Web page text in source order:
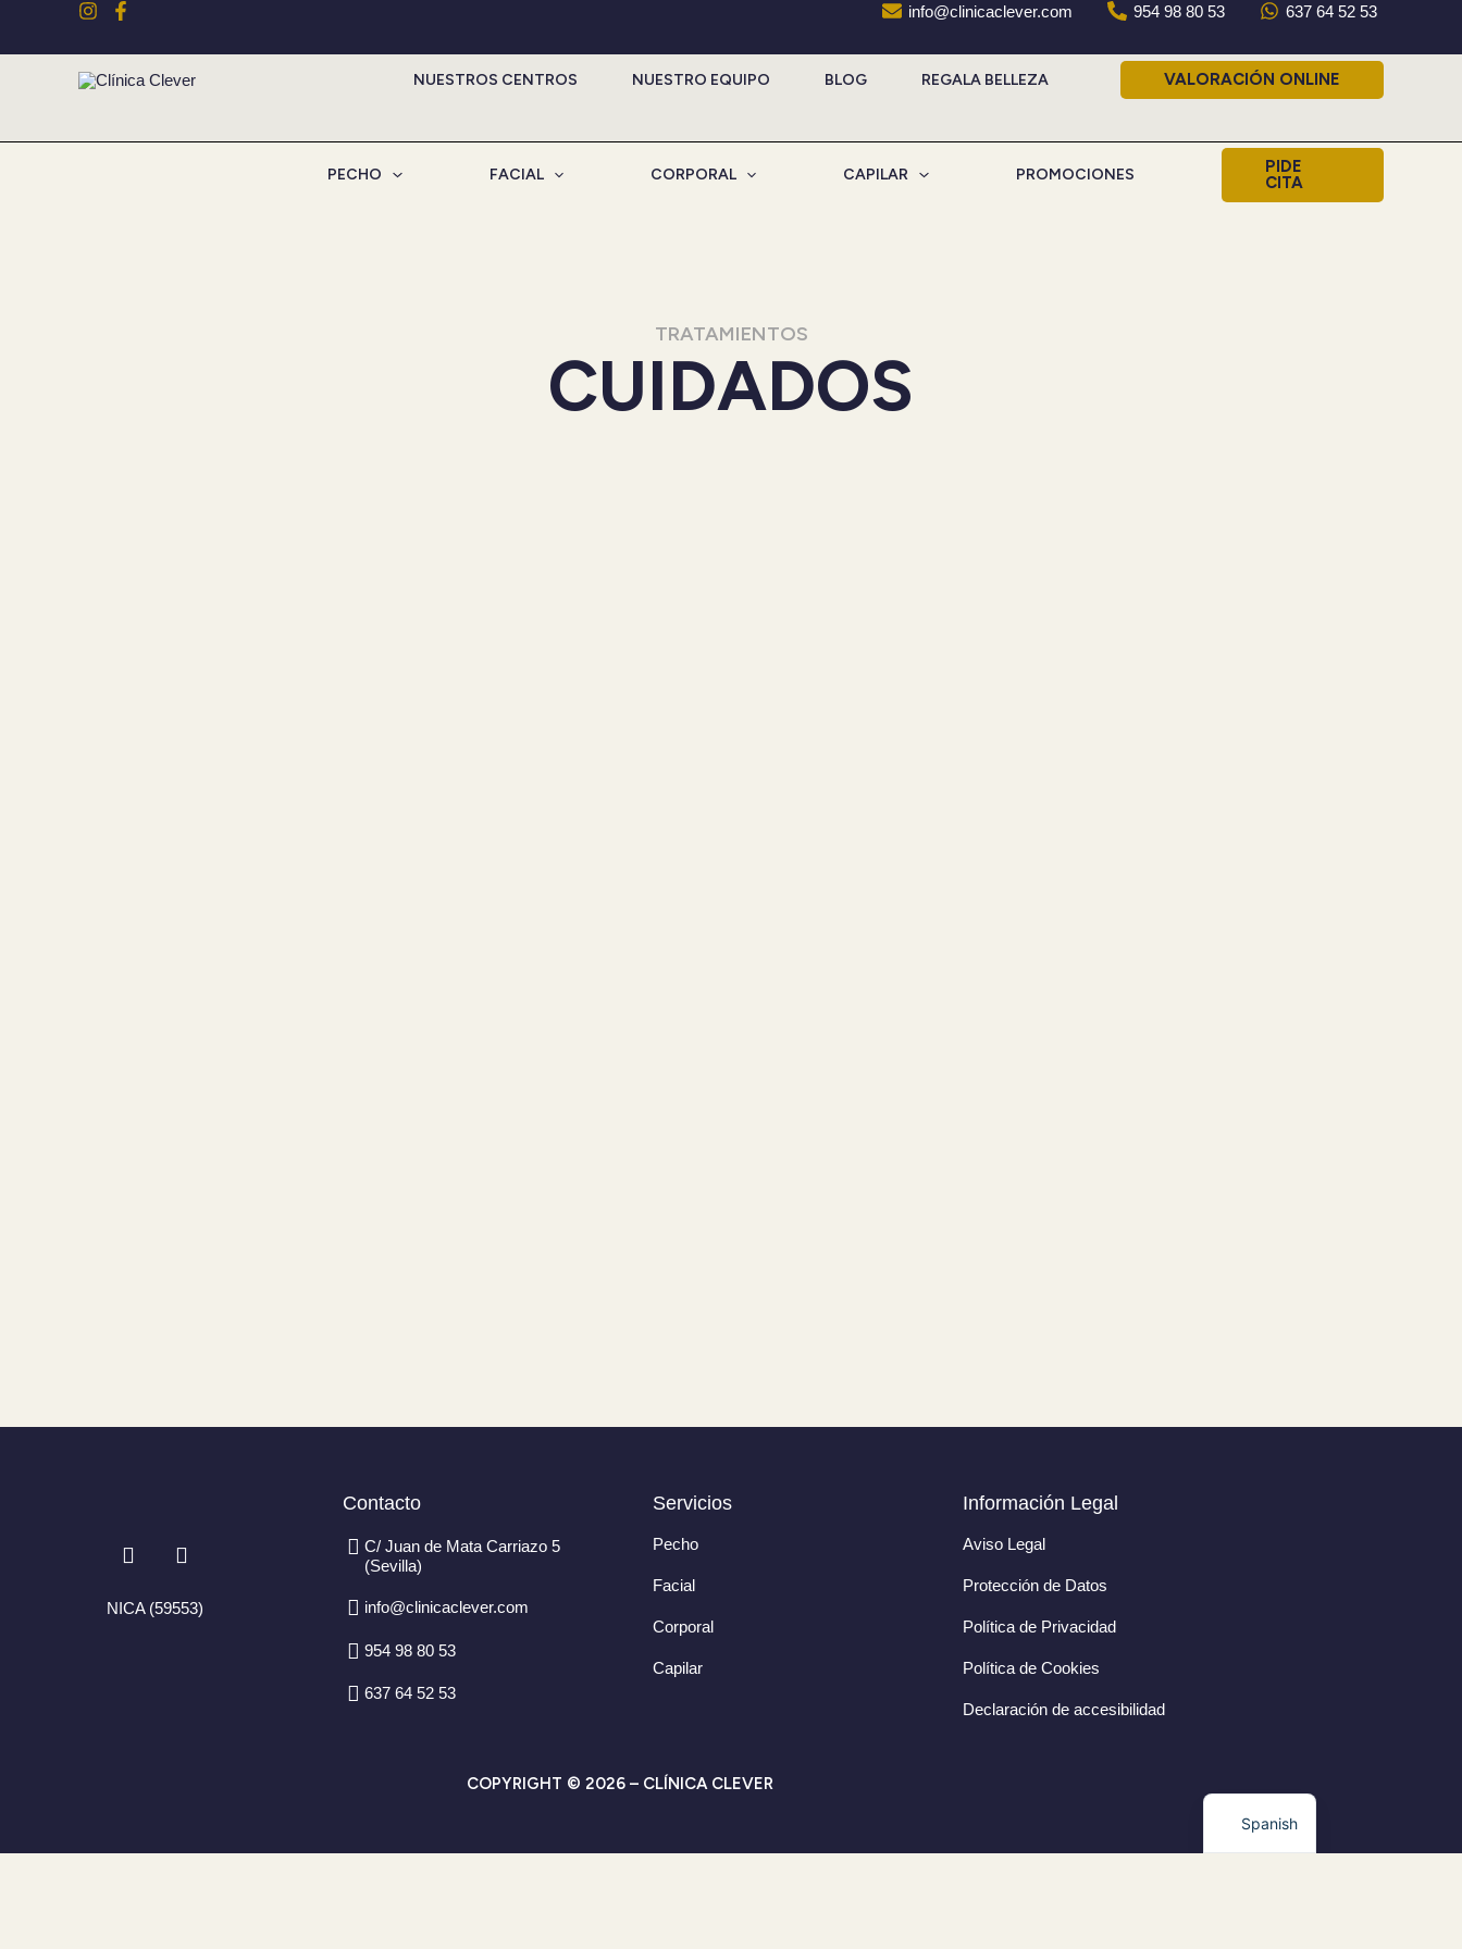
info@clinicaclever.com 954 98 80 53 637 64 52 53
NUESTROS CENTROS NUESTRO EQUIPO BLOG REGALA BELLEZA VALORACIÓN ONLINE
PECHO FACIAL CORPORAL CAPILAR PROMOCIONES
PIDE
CITA
TRATAMIENTOS
CUIDADOS
I
n
t
F
a
e
NICA (59553)
Contacto
C/ Juan de Mata Carriazo 5
(Sevilla)
info@clinicaclever.com
954 98 80 53
637 64 52 53
Servicios
Pecho
Facial
Corporal
Capilar
Información Legal
Aviso Legal
Protección de Datos
Política de Privacidad
Política de Cookies
Declaración de accesibilidad
COPYRIGHT © 2026 – CLÍNICA CLEVER
Spanish